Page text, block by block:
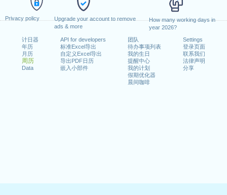
Privacy policy
Upgrade your account to remove
ads & more
How many working days in
year 2026?
计日器
年历
月历
周历
Data
API for developers
标准Excel导出
自定义Excel导出
导出PDF日历
嵌入小部件
团队
待办事项列表
我的生日
提醒中心
我的计划
假期优化器
晨间咖啡
Settings
登录页面
联系我们
法律声明
分享